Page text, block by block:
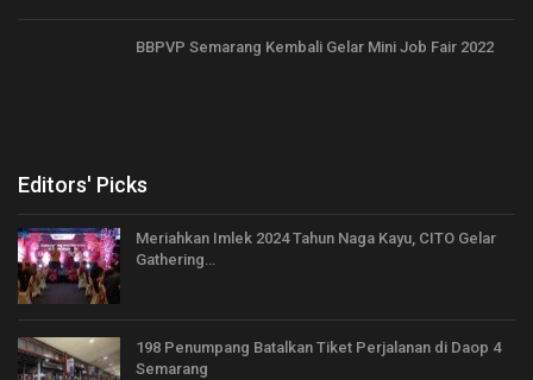
BBPVP Semarang Kembali Gelar Mini Job Fair 2022
Editors' Picks
Meriahkan Imlek 2024 Tahun Naga Kayu, CITO Gelar
Gathering…
198 Penumpang Batalkan Tiket Perjalanan di Daop 4
Semarang